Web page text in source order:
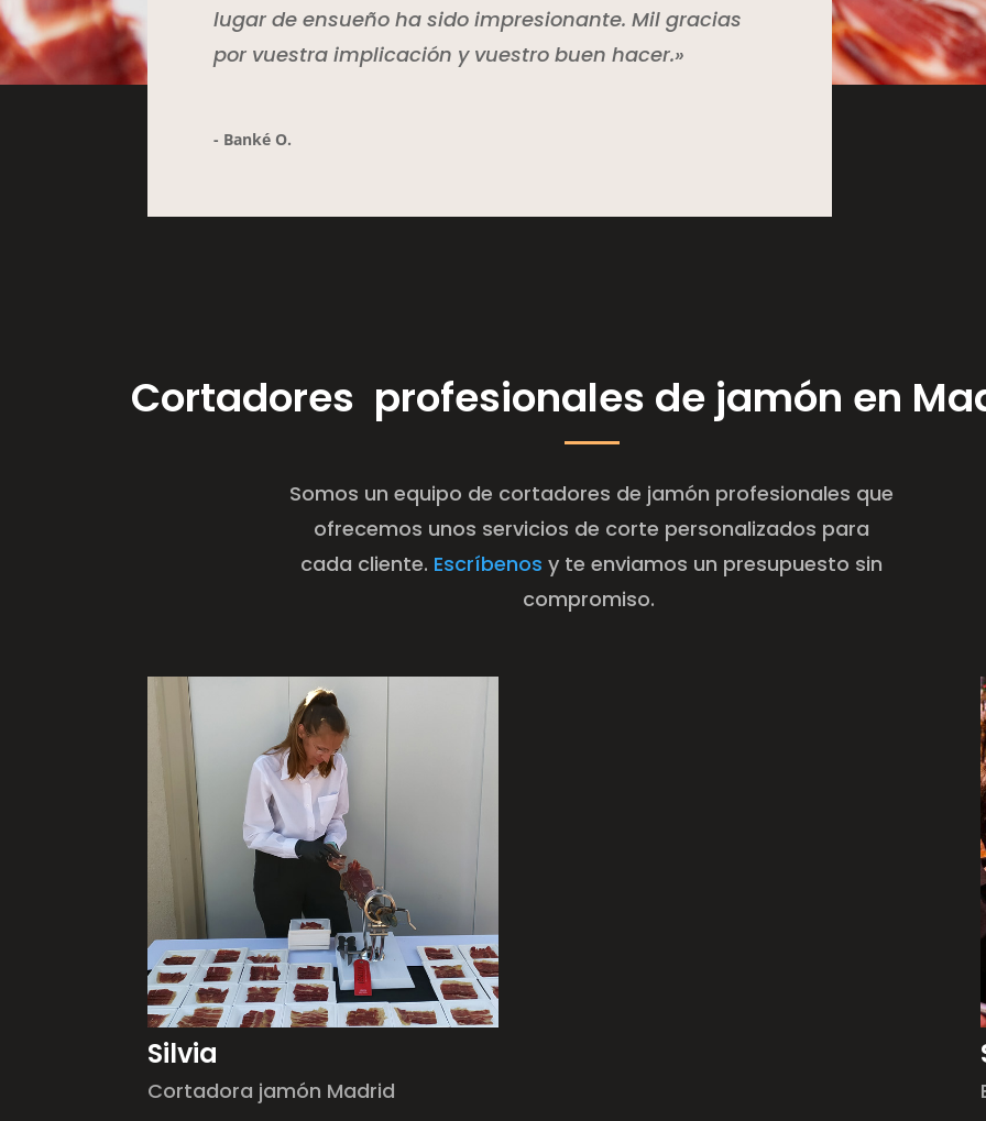
lugar de ensueño ha sido impresionante. Mil gracias
por vuestra implicación y vuestro buen hacer.»
- Banké O.
Cortadores profesionales de jamón en
Somos un equipo de cortadores de jamón profesionales que
ofrecemos unos servicios de corte personalizados para
cada cliente. Escríbenos y te enviamos un presupuesto sin
compromiso.
Silvia
Cortadora jamón Madrid